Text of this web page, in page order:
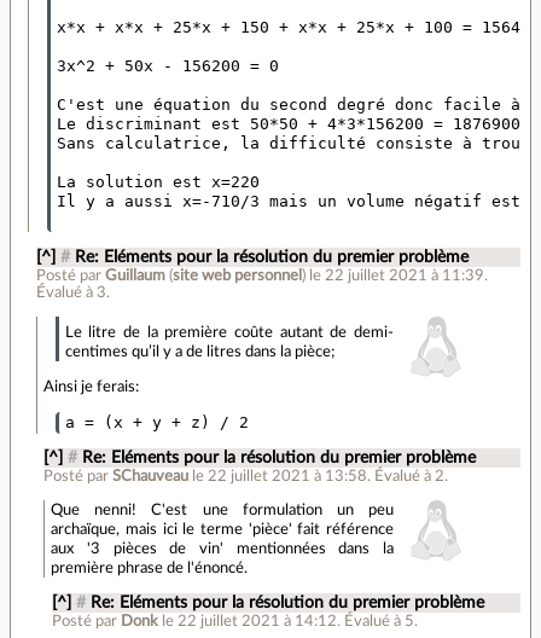
x*x + x*x + 25*x + 150 + x*x + 25*x + 100 = 156450
3x^2 + 50x - 156200 = 0
C'est une équation du second degré donc facile à
Le discriminant est 50*50 + 4*3*156200 = 1876900
Sans calculatrice, la difficulté consiste à trouver
La solution est x=220
Il y a aussi x=-710/3 mais un volume négatif est
[^] # Re: Eléments pour la résolution du premier problème
Posté par Guillaum(site web personnel ) le 22 juillet 2021 à 11:39.
Évalué à 3.
Le litre de la première coûte autant de demi-
centimes qu’il y a de litres dans la pièce;
Ainsi je ferais:
[^] # Re: Eléments pour la résolution du premier problème
Posté parSChauveau le 22 juillet 2021 à 13:58. Évalué à2.
Que nenni! C'est une formulation un peu
archaïque, mais ici le terme 'pièce' fait référence
aux '3 pièces de vin' mentionnées dans la
première phrase de l'énoncé.
[^] # Re: Eléments pour la résolution du premier problème
Posté par Donk le 22 juillet 2021 à 14:12. Évalué à 5.